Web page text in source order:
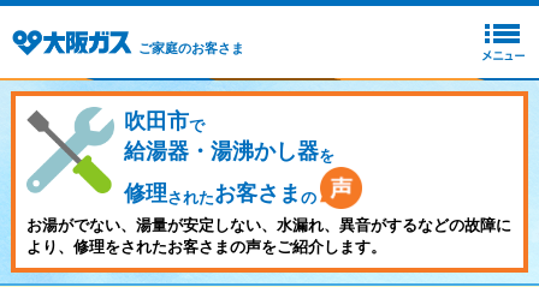
ご家庭のお客さま
吹田市で
給湯器・湯沸かし器を
修理されたお客さま の
お湯がでない、湯量が安定しない、水漏れ、異音がするなどの故障に
より、修理をされたお客さまの声をご紹介します。